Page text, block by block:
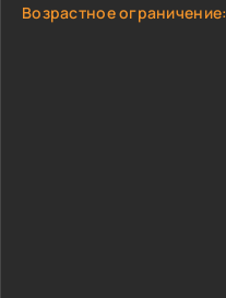
Возрастное ограничение: